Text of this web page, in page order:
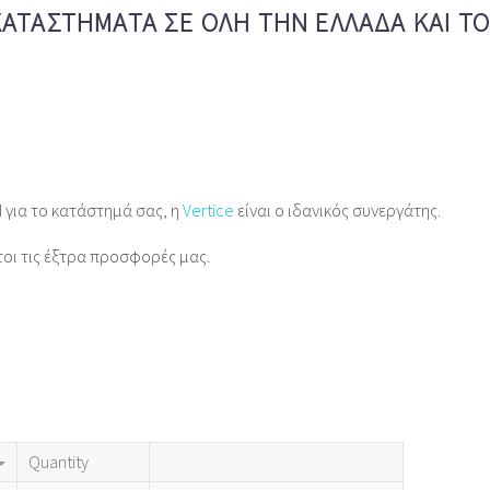
ΣΕ ΌΛΗ ΤΗΝ ΕΛΛΆΔΑ ΚΑΙ
για το κατάστημά σας, ηVertice είναι ο ιδανικός συνεργάτης.
τις έξτρα προσφορές μας.
Quantity